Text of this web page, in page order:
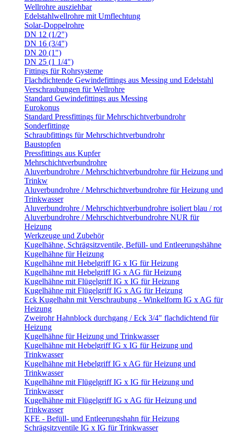
Wellrohre ausziehbar
Edelstahlwellrohre mit Umflechtung
Solar-Doppelrohre
DN 12 (1/2")
DN 16 (3/4")
DN 20 (1")
DN 25 (1 1/4")
Fittings für Rohrsysteme
Flachdichtende Gewindefittings aus Messing und Edelstahl
Verschraubungen für Wellrohre
Standard Gewindefittings aus Messing
Eurokonus
Standard Pressfittings für Mehrschichtverbundrohr
Sonderfittinge
Schraubfittings für Mehrschichtverbundrohr
Baustopfen
Pressfittings aus Kupfer
Mehrschichtverbundrohre
Aluverbundrohre / Mehrschichtverbundrohre für Heizung und
Trinkw
Aluverbundrohre / Mehrschichtverbundrohre für Heizung und
Trinkwasser
Aluverbundrohre / Mehrschichtverbundrohre isoliert blau / rot
Aluverbundrohre / Mehrschichtverbundrohre NUR für
Heizung
Werkzeuge und Zubehör
Kugelhähne, Schrägsitzventile, Befüll- und Entleerungshähne
Kugelhähne für Heizung
Kugelhähne mit Hebelgriff IG x IG für Heizung
Kugelhähne mit Hebelgriff IG x AG für Heizung
Kugelhähne mit Flügelgriff IG x IG für Heizung
Kugelhähne mit Flügelgriff IG x AG für Heizung
Eck Kugelhahn mit Verschraubung - Winkelform IG x AG für
Heizung
Zweirohr Hahnblock durchgang / Eck 3/4" flachdichtend für
Heizung
Kugelhähne für Heizung und Trinkwasser
Kugelhähne mit Hebelgriff IG x IG für Heizung und
Trinkwasser
Kugelhähne mit Hebelgriff IG x AG für Heizung und
Trinkwasser
Kugelhähne mit Flügelgriff IG x IG für Heizung und
Trinkwasser
Kugelhähne mit Flügelgriff IG x AG für Heizung und
Trinkwasser
KFE - Befüll- und Entleerungshahn für Heizung
Schrägsitzventile IG x IG für Trinkwasser